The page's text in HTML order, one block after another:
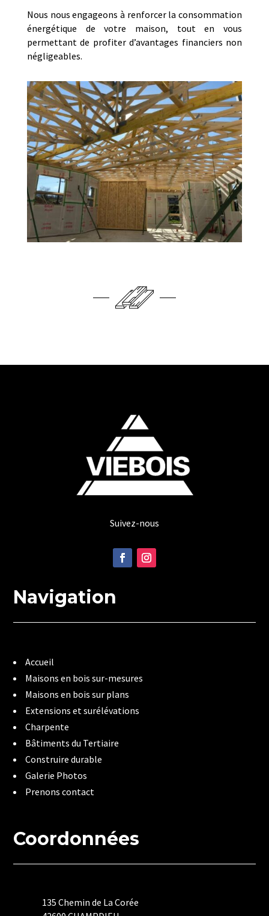
Nous nous engageons à renforcer la consommation
énergétique de votre maison, tout en vous
permettant de profiter d’avantages financiers non
négligeables.
Suivez-nous
Navigation
Accueil
Maisons en bois sur-mesures
Maisons en bois sur plans
Extensions et surélévations
Charpente
Bâtiments du Tertiaire
Construire durable
Galerie Photos
Prenons contact
Coordonnées
135 Chemin de La Corée